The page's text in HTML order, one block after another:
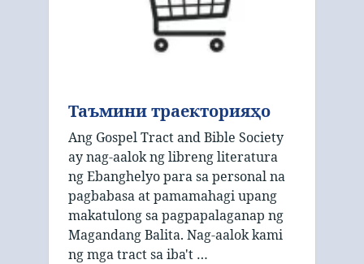
Таъмини траекторияҳо
Ang Gospel Tract and Bible Society
ay nag-aalok ng libreng literatura
ng Ebanghelyo para sa personal na
pagbabasa at pamamahagi upang
makatulong sa pagpapalaganap ng
Magandang Balita. Nag-aalok kami
ng mga tract sa iba't …